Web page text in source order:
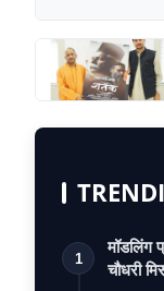
1
मॉडलिंग
चौधरी